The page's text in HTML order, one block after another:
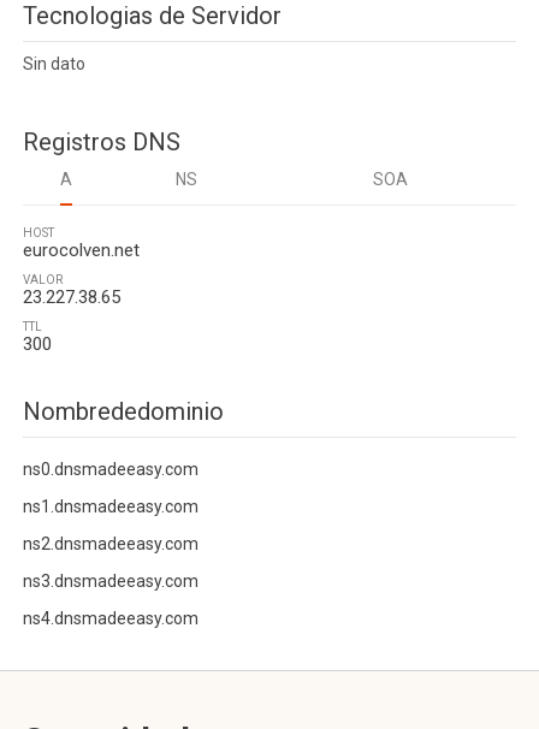
Tecnologias de Servidor
Sin dato
Registros DNS
A NS SOA
HOST
eurocolven.net
VALOR
23.227.38.65
TTL
300
Nombrededominio
ns0.dnsmadeeasy.com
ns1.dnsmadeeasy.com
ns2.dnsmadeeasy.com
ns3.dnsmadeeasy.com
ns4.dnsmadeeasy.com